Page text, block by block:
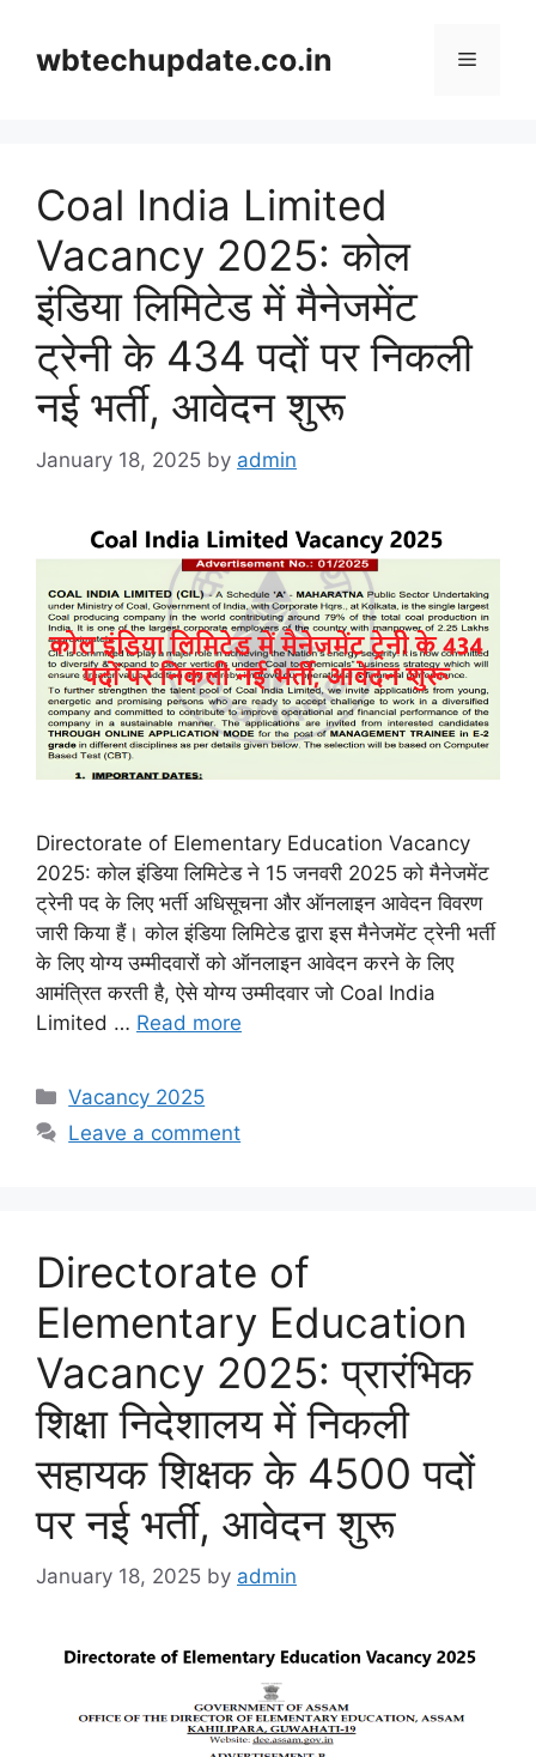
contentwbtechupdate.co.in Menu
Coal India Limited
Vacancy 2025: कोल
इंडिया लिमिटेड में मैनेजमेंट
ट्रेनी के 434 पदों पर निकली
नई भर्ती, आवेदन शुरू
January 18, 2025 by admin
Directorate of Elementary Education Vacancy
2025: कोल इंडिया लिमिटेड ने 15 जनवरी 2025 को मैनेजमेंट
ट्रेनी पद के लिए भर्ती अधिसूचना और ऑनलाइन आवेदन विवरण
जारी किया हैं। कोल इंडिया लिमिटेड द्वारा इस मैनेजमेंट ट्रेनी भर्ती
के लिए योग्य उम्मीदवारों को ऑनलाइन आवेदन करने के लिए
आमंत्रित करती है, ऐसे योग्य उम्मीदवार जो Coal India
Limited … Read more
Categories
Vacancy 2025
Leave a comment
Directorate of
Elementary Education
Vacancy 2025: प्रारंभिक
शिक्षा निदेशालय में निकली
सहायक शिक्षक के 4500 पदों
पर नई भर्ती, आवेदन शुरू
January 18, 2025 by admin